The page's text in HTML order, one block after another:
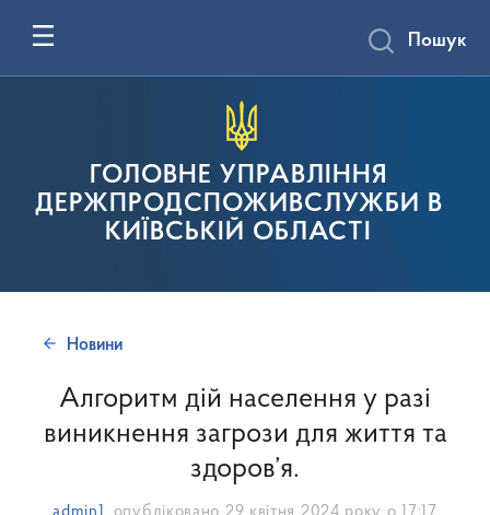
ГОЛОВНЕ УПРАВЛІННЯ
ДЕРЖПРОДСПОЖИВСЛУЖБИ В
КИЇВСЬКІЙ ОБЛАСТІ
Пошук
Новини
Алгоритм дій населення у разі
виникнення загрози для життя та
здоров’я.